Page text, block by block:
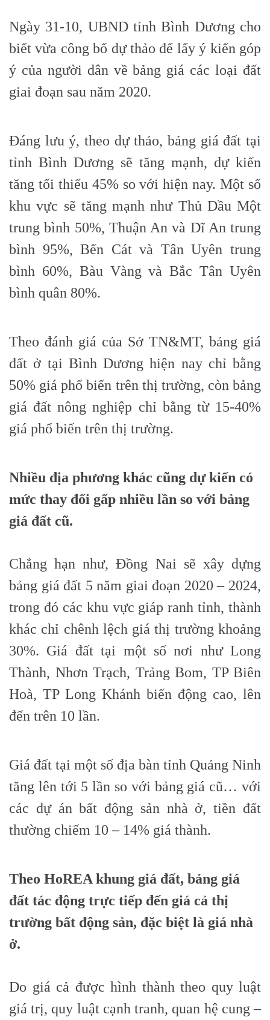
Ngày 31-10, UBND tỉnh Bình Dương cho
biết vừa công bố dự thảo để lấy ý kiến góp
ý của người dân về bảng giá các loại đất
giai đoạn sau năm 2020.
Đáng lưu ý, theo dự thảo, bảng giá đất tại
tỉnh Bình Dương sẽ tăng mạnh, dự kiến
tăng tối thiểu 45% so với hiện nay. Một số
khu vực sẽ tăng mạnh như Thủ Dầu Một
trung bình 50%, Thuận An và Dĩ An trung
bình 95%, Bến Cát và Tân Uyên trung
bình 60%, Bàu Vàng và Bắc Tân Uyên
bình quân 80%.
Theo đánh giá của Sở TN&MT, bảng giá
đất ở tại Bình Dương hiện nay chỉ bằng
50% giá phổ biến trên thị trường, còn bảng
giá đất nông nghiệp chỉ bằng từ 15-40%
giá phổ biến trên thị trường.
Nhiều địa phương khác cũng dự kiến có
mức thay đổi gấp nhiều lần so với bảng
giá đất cũ.
Chẳng hạn như, Đồng Nai sẽ xây dựng
bảng giá đất 5 năm giai đoạn 2020 – 2024,
trong đó các khu vực giáp ranh tỉnh, thành
khác chỉ chênh lệch giá thị trường khoảng
30%. Giá đất tại một số nơi như Long
Thành, Nhơn Trạch, Trảng Bom, TP Biên
Hoà, TP Long Khánh biến động cao, lên
đến trên 10 lần.
Giá đất tại một số địa bàn tỉnh Quảng Ninh
tăng lên tới 5 lần so với bảng giá cũ… với
các dự án bất động sản nhà ở, tiền đất
thường chiếm 10 – 14% giá thành.
Theo HoREA khung giá đất, bảng giá
đất tác động trực tiếp đến giá cả thị
trường bất động sản, đặc biệt là giá nhà
ở.
Do giá cả được hình thành theo quy luật
giá trị, quy luật cạnh tranh, quan hệ cung –